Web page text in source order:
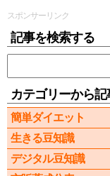
スポンサーリンク
記事を検索する
カテゴリーから
簡単ダイエット
生きる豆知識
デジタル豆知識